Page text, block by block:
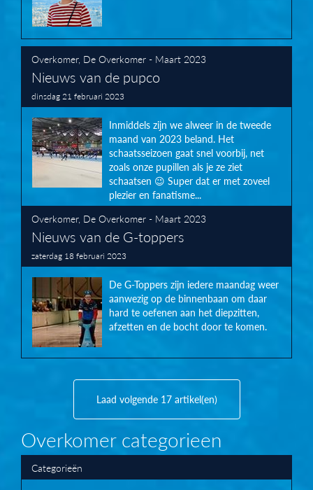
Overkomer, De Overkomer - Maart 2023
Nieuws van de pupco
dinsdag 21 februari 2023
Inmiddels zijn we alweer in de tweede
maand van 2023 beland. Het
schaatsseizoen gaat snel voorbij, net
zoals onze pupillen als je ze ziet
schaatsen 😉 Super dat er met zoveel
plezier en fanatisme...
Overkomer, De Overkomer - Maart 2023
Nieuws van de G-toppers
zaterdag 18 februari 2023
De G-Toppers zijn iedere maandag weer
aanwezig op de binnenbaan om daar
hard te oefenen aan het diepzitten,
afzetten en de bocht door te komen.
Laad volgende 17 artikel(en)
Overkomer categorieen
Categorieën